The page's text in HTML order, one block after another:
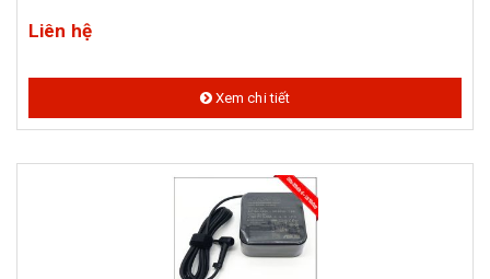
Liên hệ
Xem chi tiết